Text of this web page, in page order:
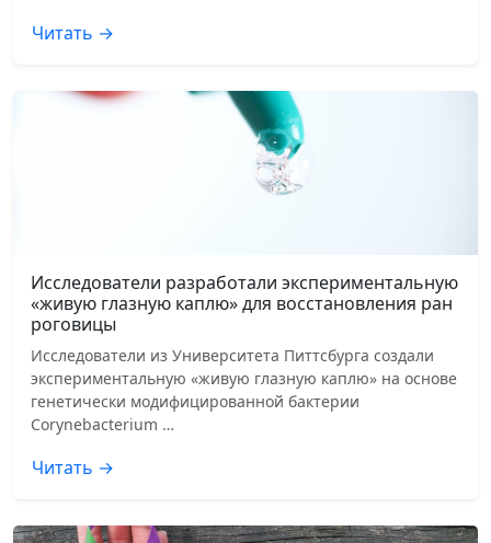
Читать →
Исследователи разработали экспериментальную
«живую глазную каплю» для восстановления ран
роговицы
Исследователи из Университета Питтсбурга создали
экспериментальную «живую глазную каплю» на основе
генетически модифицированной бактерии
Corynebacterium …
Читать →